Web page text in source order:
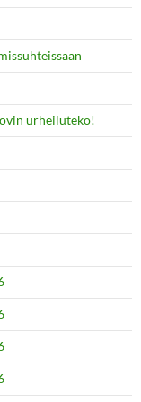
urheiluteko!